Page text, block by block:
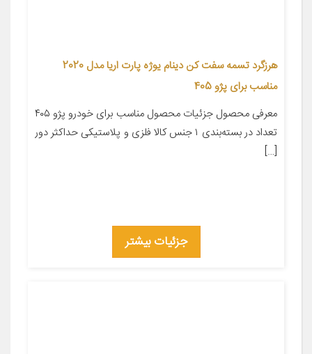
هرزگرد تسمه سفت کن دینام یوژه پارت اریا مدل 2020
مناسب برای پژو 405
معرفی محصول جزئیات محصول مناسب برای خودرو پژو ۴۰۵
تعداد در بسته‌بندی ۱ جنس کالا فلزی و پلاستیکی حداکثر دور
[…]
جزئیات بیشتر